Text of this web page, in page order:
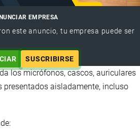
EMPRESA
este anuncio, tu empresa puede ser
SUSCRIBIRSE
los micrófonos, cascos, auriculares
aisladamente, incluso